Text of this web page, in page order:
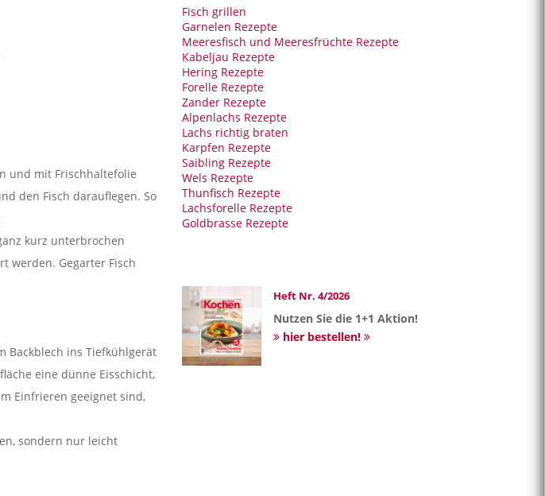
und mit Frischhaltefolie
den Fisch darauflegen. So
kurz unterbrochen
werden. Gegarter Fisch
Backblech ins Tiefkühlgerät
eine dünne Eisschicht,
Einfrieren geeignet sind,
sondern nur leicht
Fisch grillen
Garnelen Rezepte
Meeresfisch und Meeresfrüchte Rezepte
Kabeljau Rezepte
Hering Rezepte
Forelle Rezepte
Zander Rezepte
Alpenlachs Rezepte
Lachs richtig braten
Karpfen Rezepte
Saibling Rezepte
Wels Rezepte
Thunfisch Rezepte
Lachsforelle Rezepte
Goldbrasse Rezepte
Heft Nr. 4/2026
Nutzen Sie die 1+1 Aktion!
hier bestellen!